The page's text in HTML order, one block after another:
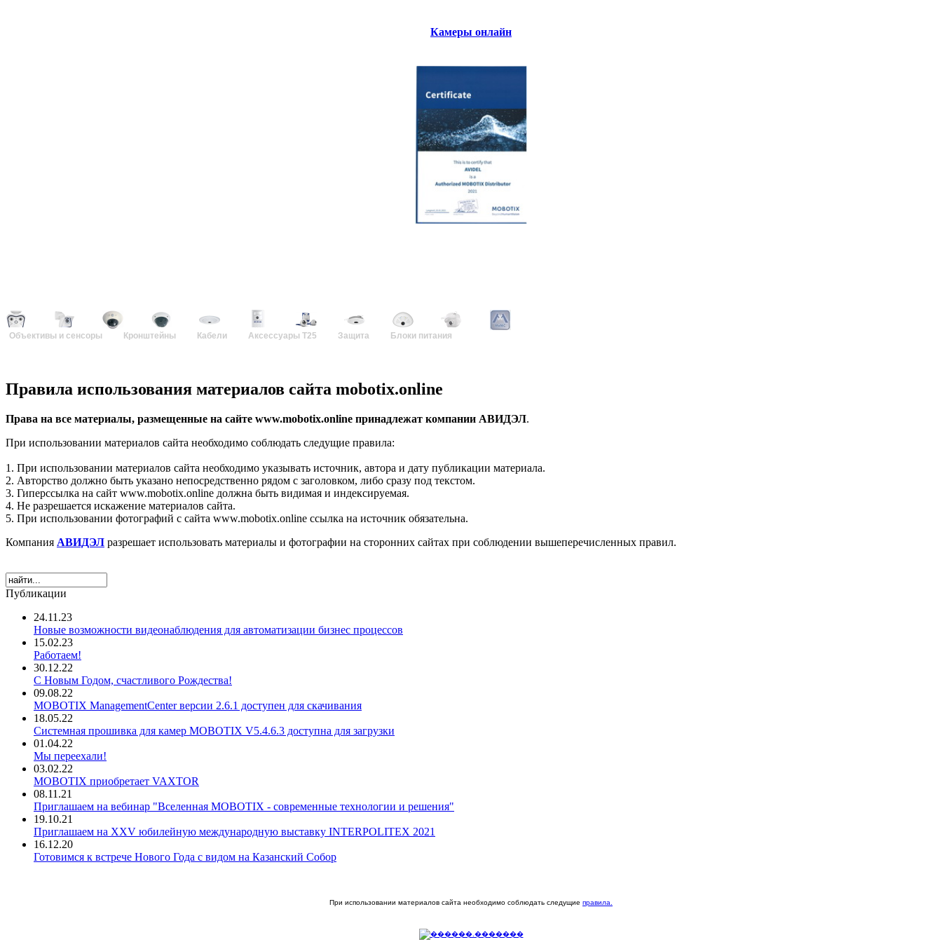
Камеры онлайн
Объективы и сенсоры Кронштейны Кабели Аксессуары T25 Защита Блоки питания
Правила использования материалов сайта mobotix.online
Права на все материалы, размещенные на сайте www.mobotix.online принадлежат компании АВИДЭЛ.
При использовании материалов сайта необходимо соблюдать следущие правила:
1. При использовании материалов сайта необходимо указывать источник, автора и дату публикации материала.
2. Авторство должно быть указано непосредственно рядом с заголовком, либо сразу под текстом.
3. Гиперссылка на сайт www.mobotix.online должна быть видимая и индексируемая.
4. Не разрешается искажение материалов сайта.
5. При использовании фотографий с сайта www.mobotix.online ссылка на источник обязательна.
Компания АВИДЭЛ разрешает использовать материалы и фотографии на сторонних сайтах при соблюдении вышеперечисленных правил.
Публикации
24.11.23
Новые возможности видеонаблюдения для автоматизации бизнес процессов
15.02.23
Работаем!
30.12.22
С Новым Годом, счастливого Рождества!
09.08.22
MOBOTIX ManagementCenter версии 2.6.1 доступен для скачивания
18.05.22
Системная прошивка для камер MOBOTIX V5.4.6.3 доступна для загрузки
01.04.22
Мы переехали!
03.02.22
MOBOTIX приобретает VAXTOR
08.11.21
Приглашаем на вебинар "Вселенная MOBOTIX - современные технологии и решения"
19.10.21
Приглашаем на XXV юбилейную международную выставку INTERPOLITEX 2021
16.12.20
Готовимся к встрече Нового Года с видом на Казанский Собор
При использовании материалов сайта необходимо соблюдать следущие правила.